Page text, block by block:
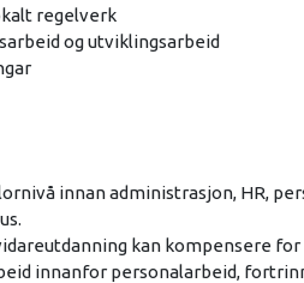
regelverk
og utviklingsarbeid
innan administrasjon, HR,
kan kompensere
innanfor personalarbeid,